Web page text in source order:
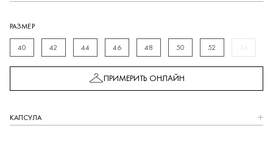
РАЗМЕР
40 42 44 46 48 50 52 54
ПРИМЕРИТЬ ОНЛАЙН
КАПCУЛА